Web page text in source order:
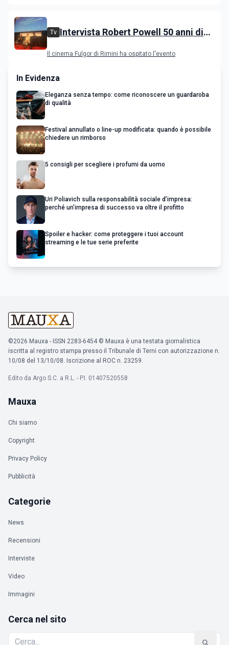
Tv Intervista Robert Powell 50 anni di
pubblico
Il cinema Fulgor di Rimini ha ospitato l'evento
In Evidenza
Eleganza senza tempo: come riconoscere un guardaroba
di qualità
Festival annullato o line-up modificata: quando è possibile
chiedere un rimborso
5 consigli per scegliere i profumi da uomo
Uri Poliavich sulla responsabilità sociale d’impresa:
perché un’impresa di successo va oltre il profitto
Spoiler e hacker: come proteggere i tuoi account
streaming e le tue serie preferite
©2026 Mauxa - ISSN 2283-6454 © Mauxa è una testata giornalistica
iscritta al registro stampa presso il Tribunale di Terni con autorizzazione n.
10/08 del 13/10/08. Iscrizione al ROC n. 23259.
Edito da Argo S.C. a R.L. - P.I. 01407520558
Mauxa
Chi siamo
Copyright
Privacy Policy
Pubblicità
Categorie
News
Recensioni
Interviste
Video
Immagini
Cerca nel sito